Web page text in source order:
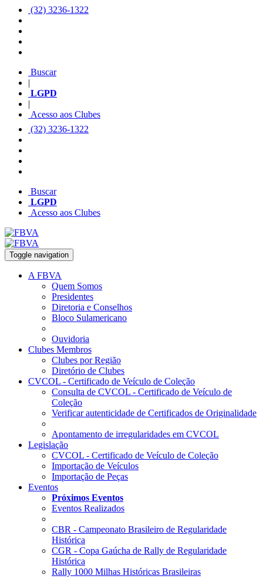
(32) 3236-1322
Buscar
|
LGPD
|
Acesso aos Clubes
(32) 3236-1322
Buscar
LGPD
Acesso aos Clubes
Toggle navigation
A FBVA
Quem Somos
Presidentes
Diretoria e Conselhos
Bloco Sulamericano
Ouvidoria
Clubes Membros
Clubes por Região
Diretório de Clubes
CVCOL - Certificado de Veículo de Coleção
Consulta de CVCOL - Certificado de Veículo de
Coleção
Verificar autenticidade de Certificados de Originalidade
Apontamento de irregularidades em CVCOL
Legislação
CVCOL - Certificado de Veículo de Coleção
Importação de Veículos
Importação de Peças
Eventos
Próximos Eventos
Eventos Realizados
CBR - Campeonato Brasileiro de Regularidade
Histórica
CGR - Copa Gaúcha de Rally de Regularidade
Histórica
Rally 1000 Milhas Históricas Brasileiras